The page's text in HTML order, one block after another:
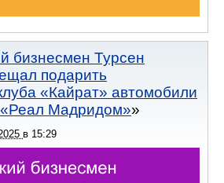
бизнесмен Турсен
подарить
«Кайрат» автомобили
Мадридом»
в 15:29